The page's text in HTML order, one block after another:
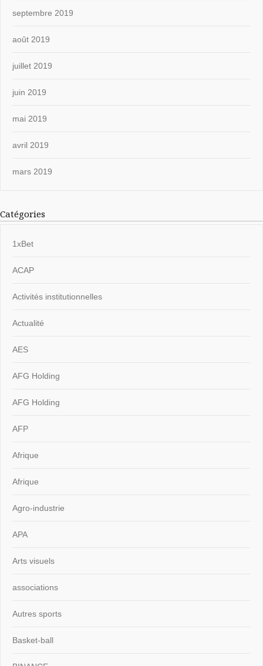
septembre 2019
août 2019
juillet 2019
juin 2019
mai 2019
avril 2019
mars 2019
Catégories
1xBet
ACAP
Activités institutionnelles
Actualité
AES
AFG Holding
AFG Holding
AFP
Afrique
Afrique
Agro-industrie
APA
Arts visuels
associations
Autres sports
Basket-ball